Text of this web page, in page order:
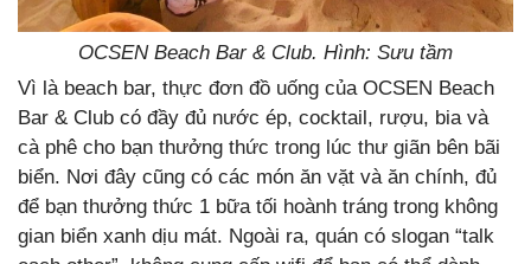
OCSEN Beach Bar & Club. Hình: Sưu tầm
Vì là beach bar, thực đơn đồ uống của OCSEN Beach
Bar & Club có đầy đủ nước ép, cocktail, rượu, bia và
cà phê cho bạn thưởng thức trong lúc thư giãn bên bãi
biển. Nơi đây cũng có các món ăn vặt và ăn chính, đủ
để bạn thưởng thức 1 bữa tối hoành tráng trong không
gian biển xanh dịu mát. Ngoài ra, quán có slogan “talk